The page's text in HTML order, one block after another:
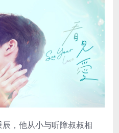
，他从小与听障叔叔相